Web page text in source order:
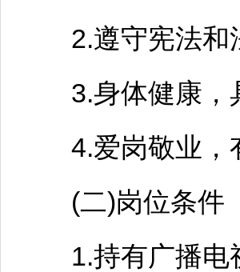
2.遵守宪法和
3.身体健康，
4.爱岗敬业，
(二)岗位条件
1.持有广播电